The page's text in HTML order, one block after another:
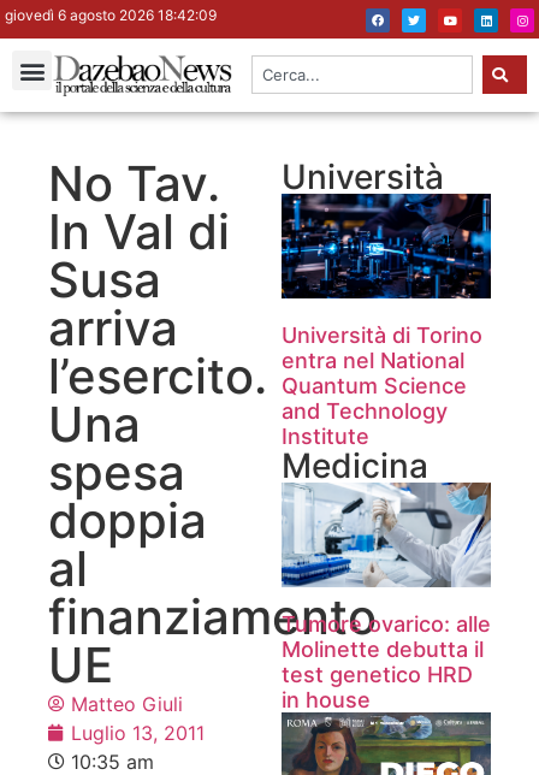
giovedì 6 agosto 2026 18:42:10
No Tav.
In Val di
Susa
arriva
l’esercito.
Una
spesa
doppia
al
finanziamento
UE
Matteo Giuli
Luglio 13, 2011
10:35 am
Università
Università di Torino
entra nel National
Quantum Science
and Technology
Institute
Medicina
Tumore ovarico: alle
Molinette debutta il
test genetico HRD
in house